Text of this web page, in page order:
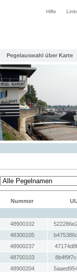
Hilfe
Pegelauswahl über Karte
Nummer
48900102
48300105
48900237
48700103
48900204